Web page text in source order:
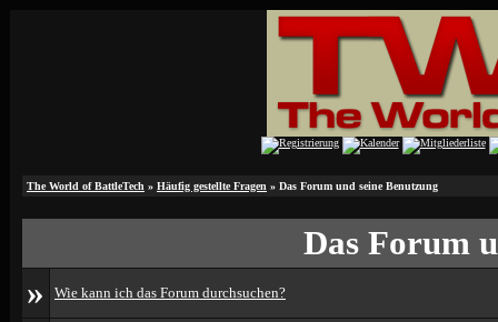
The World of BattleTech » Häufig gestellte Fragen » Das Forum und seine Benutzung
Das Forum
»
Wie kann ich das Forum durchsuchen?